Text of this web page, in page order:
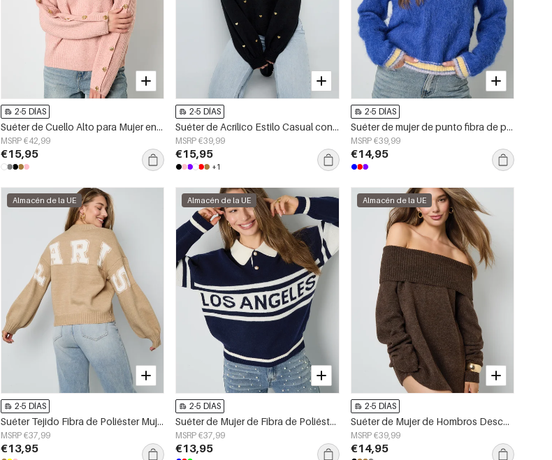
2-5 DÍAS
Suéter de Cuello Alto para Mujer en Poliéster Tejido Casual Color Sólido
MSRP €42,99
€15,95
2-5 DÍAS
Suéter de Acrílico Estilo Casual con Patrón de Corazones Otoño/Invierno
MSRP €39,99
€15,95
+1
2-5 DÍAS
Suéter de mujer de punto fibra de poliéster cuello en V casual contraste de colores
MSRP €39,99
€14,95
Almacén de la UE
2-5 DÍAS
Suéter Tejido Fibra de Poliéster Mujer Casual Letras
MSRP €37,99
€13,95
Almacén de la UE
2-5 DÍAS
Suéter de Mujer de Fibra de Poliéster Tejida Sporty Letras
MSRP €37,99
€13,95
Almacén de la UE
2-5 DÍAS
Suéter de Mujer de Hombros Descubiertos en Fibra de Poliéster Tejida Elegante Color Sólido
MSRP €39,99
€14,95